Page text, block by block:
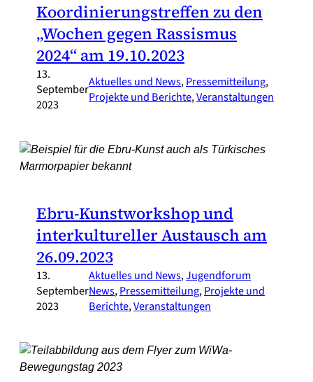
Koordinierungstreffen zu den
„Wochen gegen Rassismus
2024“ am 19.10.2023
13.
September
2023
Aktuelles und News, Pressemitteilung
Projekte und Berichte, Veranstaltungen
Ebru-Kunstworkshop und
interkultureller Austausch am
26.09.2023
13.
September
2023
Aktuelles und News, Jugendforum
News, Pressemitteilung, Projekte und
Berichte, Veranstaltungen